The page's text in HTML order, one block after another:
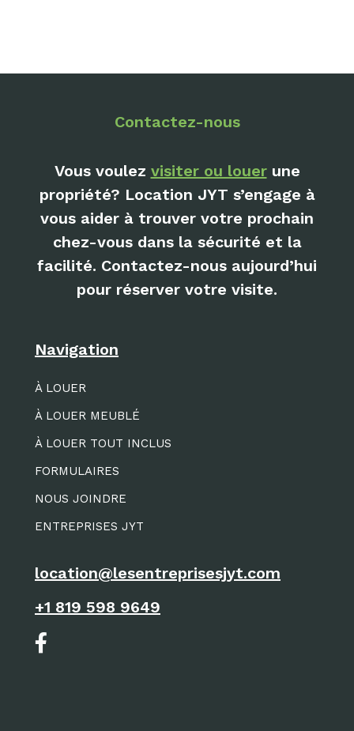
Contactez-nous
Vous voulez visiter ou louerune
propriété? Location JYT s’engage à
vous aider à trouver votre prochain
chez-vous dans la sécurité et la
facilité. Contactez-nous aujourd’hui
pour réserver votre visite.
Navigation
À LOUER
À LOUER MEUBLÉ
À LOUER TOUT INCLUS
FORMULAIRES
NOUS JOINDRE
ENTREPRISES JYT
location@lesentreprisesjyt.com
+1 819 598 9649